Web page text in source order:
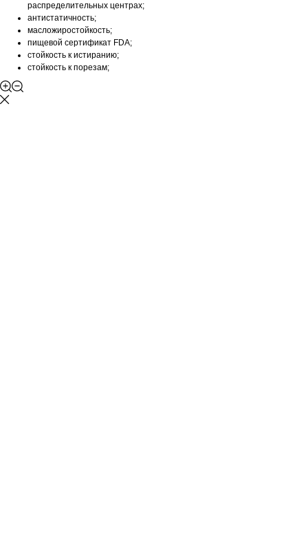
распределительных центрах;
антистатичность;
масложиростойкость;
пищевой сертификат FDA;
стойкость к истиранию;
стойкость к порезам;